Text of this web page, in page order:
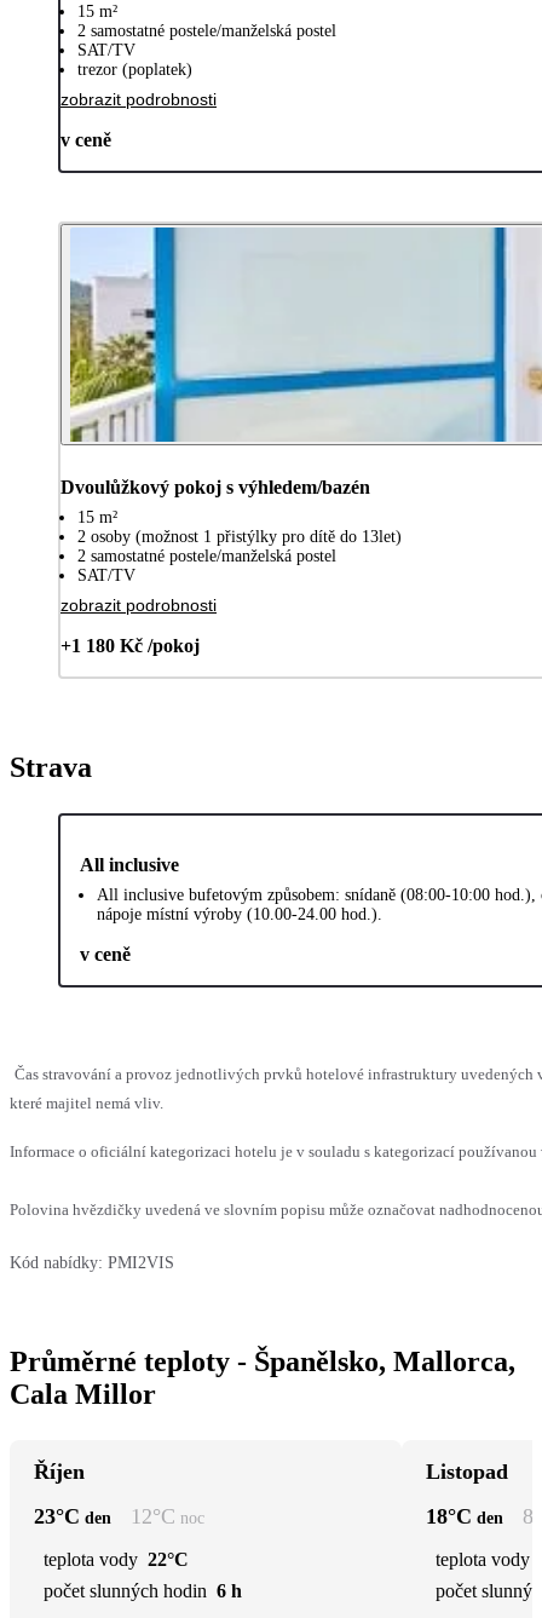
15 m²
2 samostatné postele/manželská postel
SAT/TV
trezor (poplatek)
zobrazit podrobnosti
v ceně
Dvoulůžkový pokoj s výhledem/bazén
15 m²
2 osoby (možnost 1 přistýlky pro dítě do 13let)
2 samostatné postele/manželská postel
SAT/TV
zobrazit podrobnosti
+1 180 Kč /pokoj
Strava
All inclusive
All inclusive bufetovým způsobem: snídaně (08:00-10:00
nápoje místní výroby (10.00-24.00 hod.).
v ceně
Čas stravování a provoz jednotlivých prvků hotelové infrastruktury uvedených
které majitel nemá vliv.
Informace o oficiální kategorizaci hotelu je v souladu s kategorizací
Polovina hvězdičky uvedená ve slovním popisu může označovat
Kód nabídky: PMI2VIS
Průměrné teploty - Španělsko, Mallorca,
Cala Millor
Říjen
23°C den 12°C noc
teplota vody 22°C
počet slunných hodin 6 h
Listopad
18°C den 8
teplota vody
počet